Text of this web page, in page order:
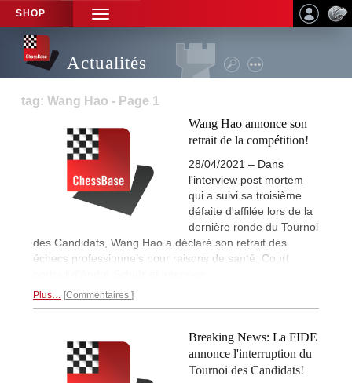
SHOP
TOGGLE
NAVIGATION
Actualités
tag: Wang Hao - Page 1
Wang Hao annonce son
retrait de la compétition!
28/04/2021 – Dans
l'interview post mortem
qui a suivi sa troisième
défaite d'affilée lors de la
dernière ronde du Tournoi
des Candidats, Wang Hao a déclaré son retrait des
échecs professionnels pour raisons de santé. Court
Plus… Commentaires
Breaking News: La FIDE
annonce l'interruption du
Tournoi des Candidats!